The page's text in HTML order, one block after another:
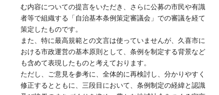
む内容についての提言をいただき、さらに公募の市民や有識
者等で組織する「自治基本条例策定審議会」での審議を経て
策定したものです。
また、特に最高規範との文言は使っていませんが、久喜市に
おける市政運営の基本原則として、条例を制定する背景など
も含めて表現したものと考えております。
ただし、ご意見を参考に、全体的に再検討し、分かりやすく
修正するとともに、三段目において、条例制定の経緯と認識